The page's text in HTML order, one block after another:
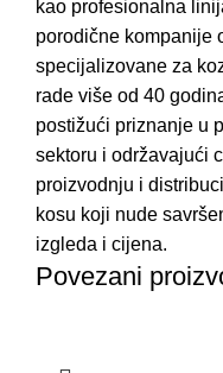
kao profesionalna
porodične kompanije
specijalizovane za
rade više od 40
postižući priznanje u
sektoru i održavajući
proizvodnju i
kosu koji nude
izgleda i cijena.
Povezani